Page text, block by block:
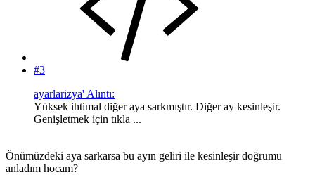
#3
ayarlarizya' Alıntı:
Yüksek ihtimal diğer aya sarkmıştır. Diğer ay kesinleşir.
Genişletmek için tıkla ...
Önümüzdeki aya sarkarsa bu ayın geliri ile kesinleşir doğrumu
anladım hocam?